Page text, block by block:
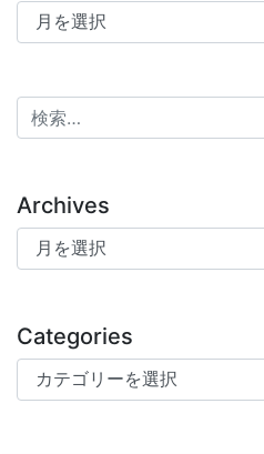
アーカイブ
検索:
Archives
Archives
Categories
Categories